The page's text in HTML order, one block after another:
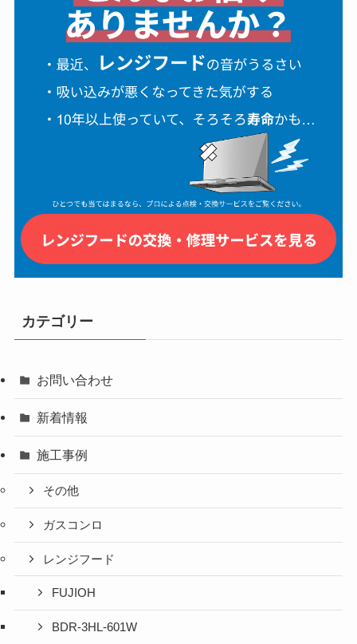
カテゴリー
お問い合わせ
新着情報
施工事例
その他
ガスコンロ
レンジフード
FUJIOH
BDR-3HL-601W